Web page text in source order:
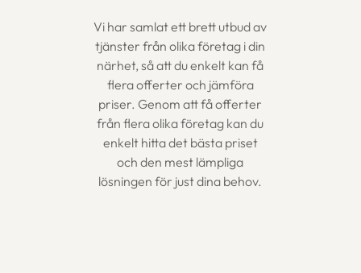
Vi har samlat ett brett utbud av
tjänster från olika företag i din
närhet, så att du enkelt kan få
flera offerter och jämföra
priser. Genom att få offerter
från flera olika företag kan du
enkelt hitta det bästa priset
och den mest lämpliga
lösningen för just dina behov.